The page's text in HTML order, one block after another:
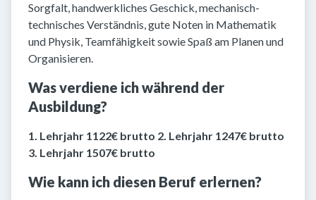
Sorgfalt, handwerkliches Geschick, mechanisch-
technisches Verständnis, gute Noten in Mathematik
und Physik, Teamfähigkeit sowie Spaß am Planen und
Organisieren.
Was verdiene ich während der
Ausbildung?
1. Lehrjahr 1122€ brutto 2. Lehrjahr 1247€ brutto
3. Lehrjahr 1507€ brutto
Wie kann ich diesen Beruf erlernen?